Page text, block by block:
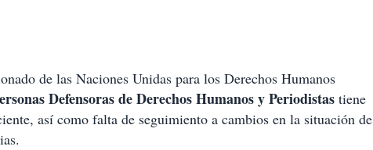
de las Naciones Unidas para los Derechos Humanos
Defensoras de Derechos Humanos y Periodistas tiene
así como falta de seguimiento a cambios en la situación de